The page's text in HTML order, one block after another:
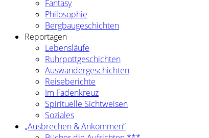
Fantasy
Philosophie
Bergbaugeschichten
Reportagen
Lebensläufe
Ruhrpottgeschichten
Auswandergeschichten
Reiseberichte
Im Fadenkreuz
Spirituelle Sichtweisen
Soziales
„Ausbrechen & Ankommen“